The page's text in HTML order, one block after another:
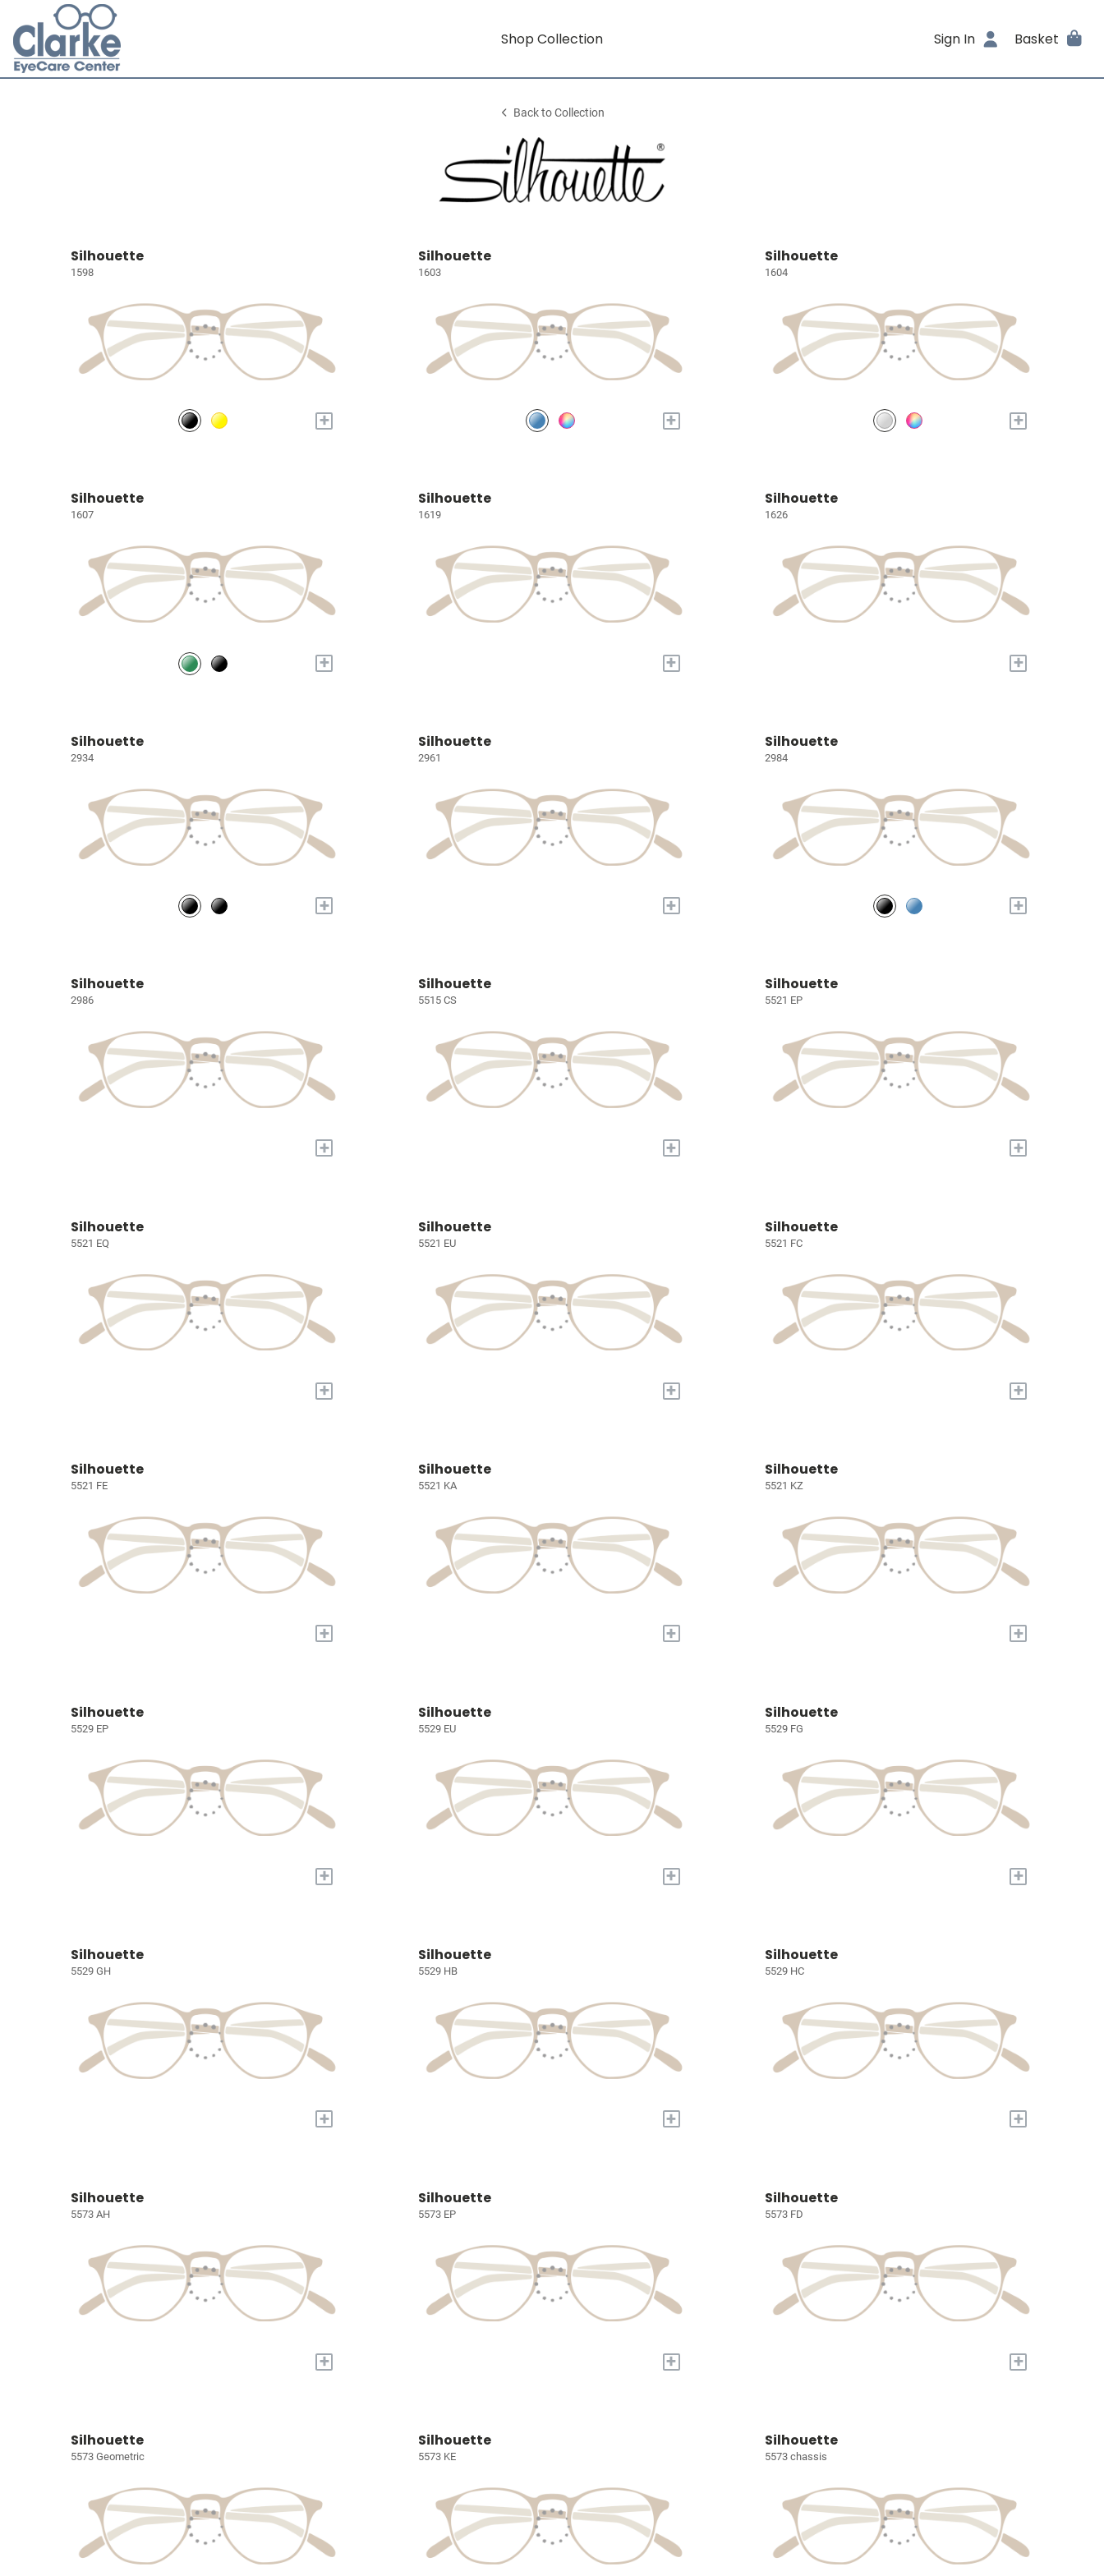
Shop Collection Sign In Basket
Back to Collection
Silhouette
1598
+
Silhouette
1603
+
Silhouette
1604
+
Silhouette
1607
+
Silhouette
1619
+
Silhouette
1626
+
Silhouette
2934
+
Silhouette
2961
+
Silhouette
2984
+
Silhouette
2986
+
Silhouette
5515 CS
+
Silhouette
5521 EP
+
Silhouette
5521 EQ
+
Silhouette
5521 EU
+
Silhouette
5521 FC
+
Silhouette
5521 FE
+
Silhouette
5521 KA
+
Silhouette
5521 KZ
+
Silhouette
5529 EP
+
Silhouette
5529 EU
+
Silhouette
5529 FG
+
Silhouette
5529 GH
+
Silhouette
5529 HB
+
Silhouette
5529 HC
+
Silhouette
5573 AH
+
Silhouette
5573 EP
+
Silhouette
5573 FD
+
Silhouette
5573 Geometric
Silhouette
5573 KE
Silhouette
5573 chassis